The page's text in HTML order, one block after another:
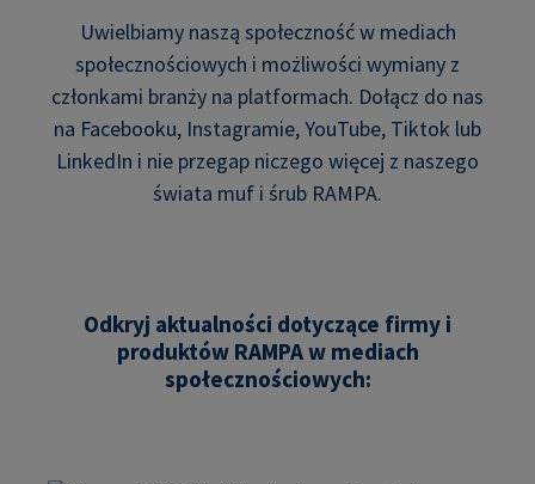
Uwielbiamy naszą społeczność w mediach
społecznościowych i możliwości wymiany z
członkami branży na platformach. Dołącz do nas
na Facebooku, Instagramie, YouTube, Tiktok lub
LinkedIn i nie przegap niczego więcej z naszego
świata muf i śrub RAMPA.
Odkryj aktualności dotyczące firmy i
produktów RAMPA w mediach
społecznościowych: